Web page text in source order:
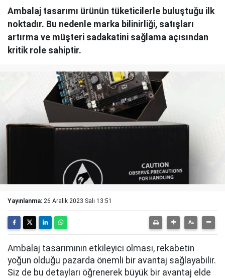
Ambalaj tasarımı ürünün tüketicilerle buluştuğu ilk
noktadır. Bu nedenle marka bilinirliği, satışları
artırma ve müşteri sadakatini sağlama açısından
kritik role sahiptir.
Yayınlanma: 26 Aralık 2023 Salı 13:51
Ambalaj tasarımının etkileyici olması, rekabetin
yoğun olduğu pazarda önemli bir avantaj sağlayabilir.
Siz de bu detayları öğrenerek büyük bir avantaj elde